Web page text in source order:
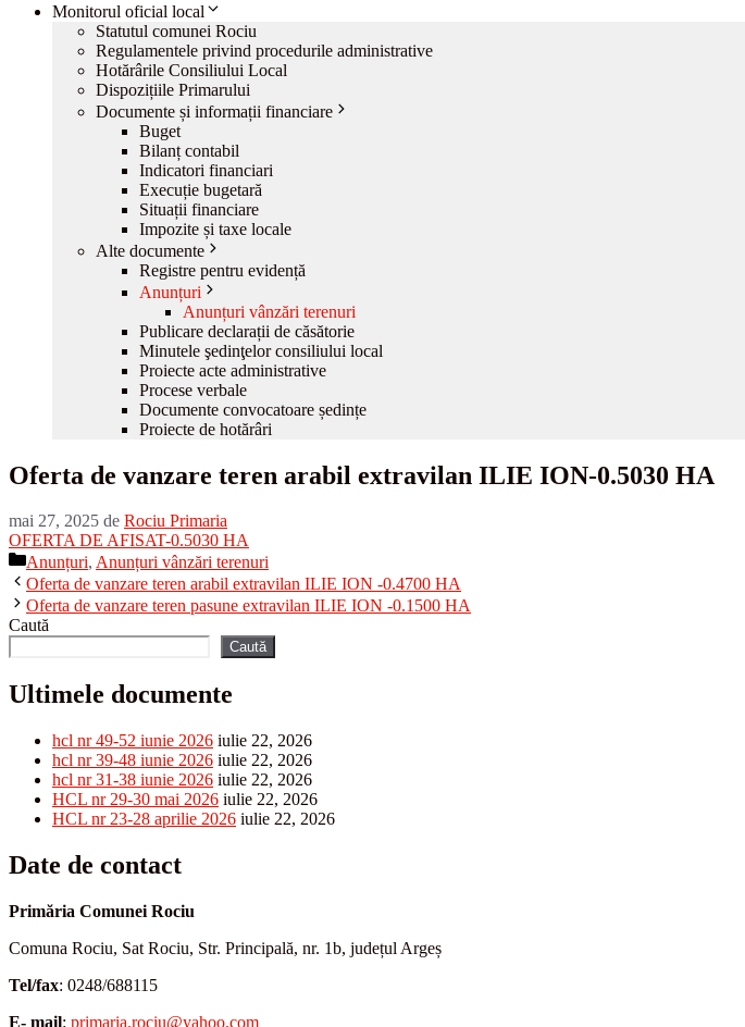
Monitorul oficial local
Statutul comunei Rociu
Regulamentele privind procedurile administrative
Hotărârile Consiliului Local
Dispozițiile Primarului
Documente și informații financiare
Buget
Bilanț contabil
Indicatori financiari
Execuție bugetară
Situații financiare
Impozite și taxe locale
Alte documente
Registre pentru evidență
Anunțuri
Anunțuri vânzări terenuri
Publicare declarații de căsătorie
Minutele şedinţelor consiliului local
Proiecte acte administrative
Procese verbale
Documente convocatoare ședințe
Proiecte de hotărâri
Oferta de vanzare teren arabil extravilan ILIE ION-0.5030 HA
mai 27, 2025 de Rociu Primaria
OFERTA DE AFISAT-0.5030 HA
Categorii
Anunțuri, Anunțuri vânzări terenuri
Oferta de vanzare teren arabil extravilan ILIE ION -0.4700 HA
Oferta de vanzare teren pasune extravilan ILIE ION -0.1500 HA
Caută
Caută
Ultimele documente
hcl nr 49-52 iunie 2026 iulie 22, 2026
hcl nr 39-48 iunie 2026 iulie 22, 2026
hcl nr 31-38 iunie 2026 iulie 22, 2026
HCL nr 29-30 mai 2026 iulie 22, 2026
HCL nr 23-28 aprilie 2026 iulie 22, 2026
Date de contact
Primăria Comunei Rociu
Comuna Rociu, Sat Rociu, Str. Principală, nr. 1b, județul Argeș
Tel/fax: 0248/688115
E- mail: primaria.rociu@yahoo.com